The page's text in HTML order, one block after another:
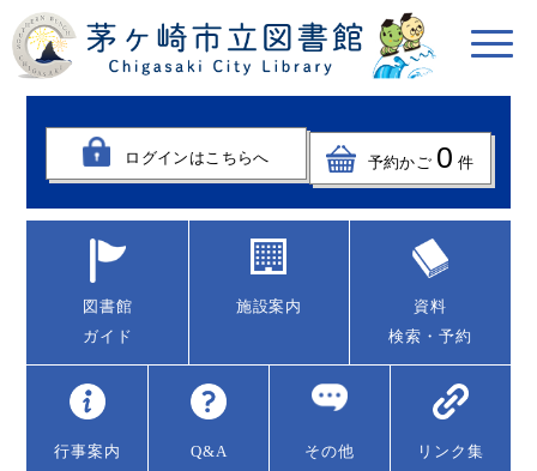
ログインはこちらへ 予約かご 0 件
図書館
ガイド
施設案内
資料
検索・予約
行事案内 Q&A その他 リンク集